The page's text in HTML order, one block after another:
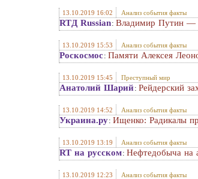
13.10.2019 16:02 Анализ события факты
RTД Russian: Владимир Путин —
13.10.2019 15:53 Анализ события факты
Роскосмос: Памяти Алексея
13.10.2019 15:45 Преступный мир
Анатолий Шарий: Рейдерский
13.10.2019 14:52 Анализ события факты
Украина.ру: Ищенко: Радикалы
13.10.2019 13:19 Анализ события факты
RT на русском: Нефтедобыча на
13.10.2019 12:23 Анализ события факты